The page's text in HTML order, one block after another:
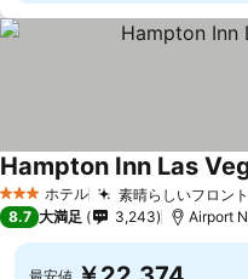
3 ホテルのランク
ホテル 素晴らしいフロン
Hampton Inn Las
8.7 大満足 3,243 Airport
最安値